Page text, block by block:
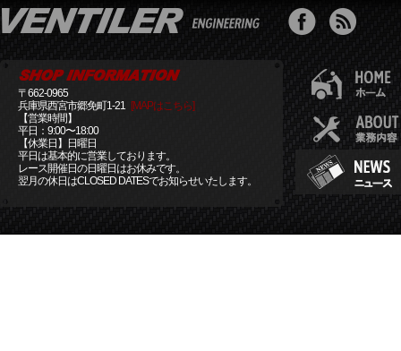
〒662-0965
兵庫県西宮市郷免町1-21 [MAPはこちら]
【営業時間】
平日：9:00〜18:00
【休業日】日曜日
平日は基本的に営業しております。
レース開催日の日曜日はお休みです。
翌月の休日はCLOSED DATESでお知らせいたします。